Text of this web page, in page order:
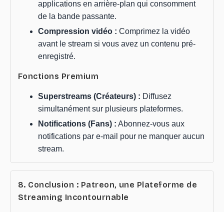
applications en arrière-plan qui consomment
de la bande passante.
Compression vidéo : Comprimez la vidéo
avant le stream si vous avez un contenu pré-
enregistré.
Fonctions Premium
Superstreams (Créateurs) : Diffusez
simultanément sur plusieurs plateformes.
Notifications (Fans) : Abonnez-vous aux
notifications par e-mail pour ne manquer aucun
stream.
8. Conclusion : Patreon, une Plateforme de
Streaming Incontournable